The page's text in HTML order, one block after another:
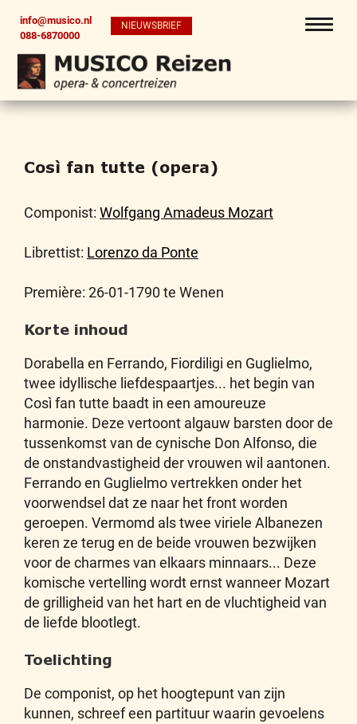
info@musico.nl
088-6870000
NIEUWSBRIEF
Così fan tutte (opera)
Componist: Wolfgang Amadeus Mozart
Librettist: Lorenzo da Ponte
Première: 26-01-1790 te Wenen
Korte inhoud
Dorabella en Ferrando, Fiordiligi en Guglielmo,
twee idyllische liefdespaartjes... het begin van
Così fan tutte baadt in een amoureuze
harmonie. Deze vertoont algauw barsten door de
tussenkomst van de cynische Don Alfonso, die
de onstandvastigheid der vrouwen wil aantonen.
Ferrando en Guglielmo vertrekken onder het
voorwendsel dat ze naar het front worden
geroepen. Vermomd als twee viriele Albanezen
keren ze terug en de beide vrouwen bezwijken
voor de charmes van elkaars minnaars... Deze
komische vertelling wordt ernst wanneer Mozart
de grilligheid van het hart en de vluchtigheid van
de liefde blootlegt.
Toelichting
De componist, op het hoogtepunt van zijn
kunnen, schreef een partituur waarin gevoelens